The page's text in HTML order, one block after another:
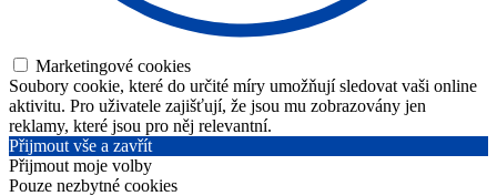
Marketingové cookies
Soubory cookie, které do určité míry umožňují sledovat vaši online
aktivitu. Pro uživatele zajišťují, že jsou mu zobrazovány jen
reklamy, které jsou pro něj relevantní.
Přijmout vše a zavřít
Přijmout moje volby
Pouze nezbytné cookies